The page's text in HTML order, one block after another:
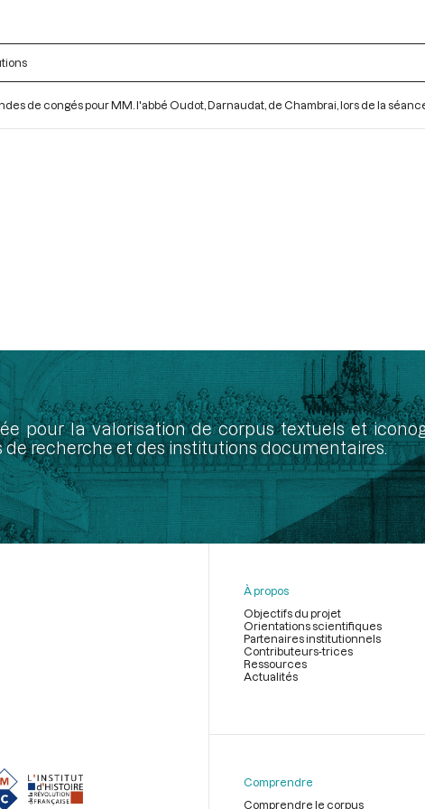
de congés pour MM. l'abbé Oudot, Darnaudat, de Chambrai, lors de la
pour la valorisation de corpus textuels et
recherche et des institutions documentaires.
page
À propos
Objectifs du projet
Orientations scientifiques
Partenaires institutionnels
Contributeurs-trices
Ressources
Actualités
Comprendre
Comprendre le corpus